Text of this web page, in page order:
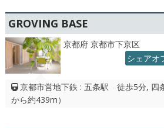
GROVING BASE
京都府 京都市下京区
シェアオ
京都市営地下鉄 : 五条駅 徒歩5分,
から約439m）